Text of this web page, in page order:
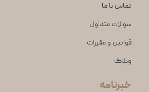
تماس با ما
سوالات متداول
قوانین و مقررات
وبلاگ
خبرنامه